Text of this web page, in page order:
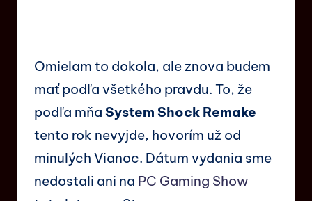
Omielam to dokola, ale znova budem
mať podľa všetkého pravdu. To, že
podľa mňa System Shock Remake
tento rok nevyjde, hovorím už od
minulých Vianoc. Dátum vydania sme
nedostali ani na PC Gaming Show